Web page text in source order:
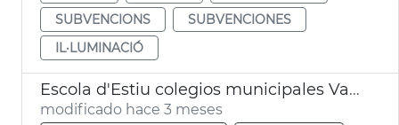
SUBVENCIONS
SUBVENCIONES
IL·LUMINACIÓ
Escola d'Estiu colegios municipales València
modificado hace 3 meses